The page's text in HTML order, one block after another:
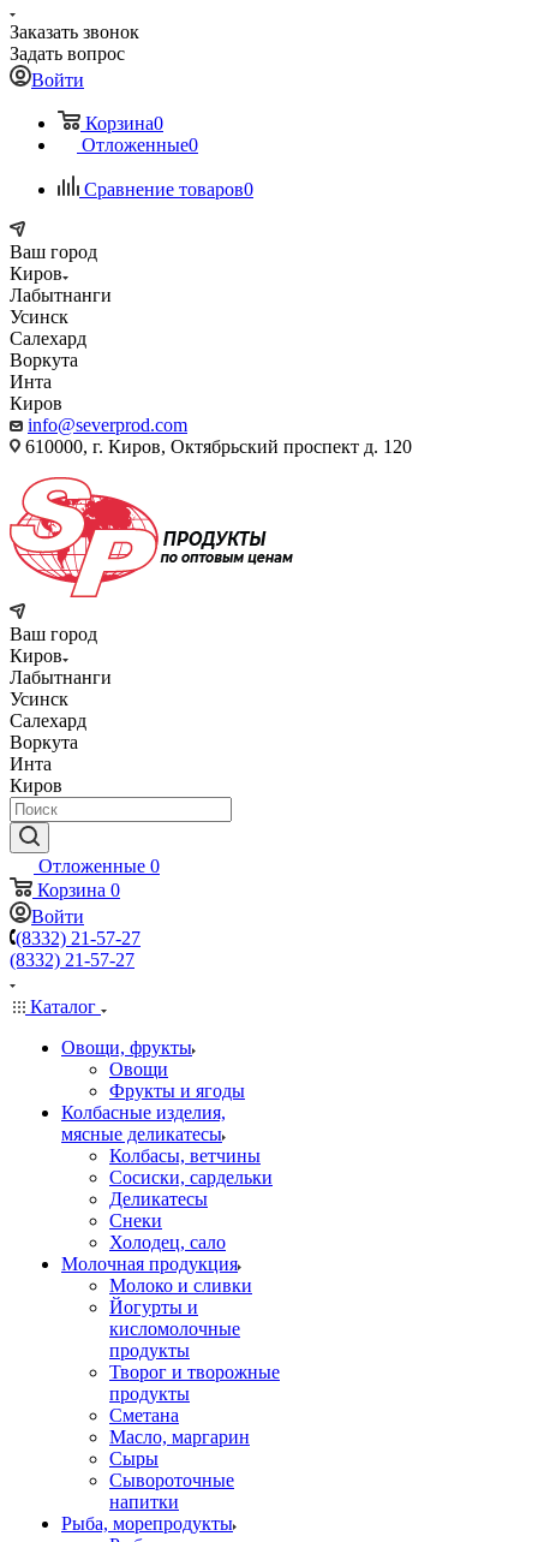
Заказать звонок
Задать вопрос
Войти
Корзина0
Отложенные0
Сравнение товаров0
Ваш город
Киров
Лабытнанги
Усинск
Салехард
Воркута
Инта
Киров
info@severprod.com
610000, г. Киров, Октябрьский проспект д. 120
Ваш город
Киров
Лабытнанги
Усинск
Салехард
Воркута
Инта
Киров
Отложенные 0
Корзина 0
Войти
(8332) 21-57-27
(8332) 21-57-27
Каталог
Овощи, фрукты
Овощи
Фрукты и ягоды
Колбасные изделия,
мясные деликатесы
Колбасы, ветчины
Сосиски, сардельки
Деликатесы
Снеки
Холодец, сало
Молочная продукция
Молоко и сливки
Йогурты и
кисломолочные
продукты
Творог и творожные
продукты
Сметана
Масло, маргарин
Сыры
Сывороточные
напитки
Рыба, морепродукты